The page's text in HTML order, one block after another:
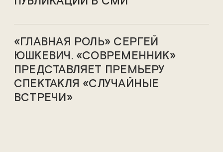
«ГЛАВНАЯ РОЛЬ» СЕРГЕЙ
ЮШКЕВИЧ. «СОВРЕМЕННИК»
ПРЕДСТАВЛЯЕТ ПРЕМЬЕРУ
СПЕКТАКЛЯ «СЛУЧАЙНЫЕ
ВСТРЕЧИ»